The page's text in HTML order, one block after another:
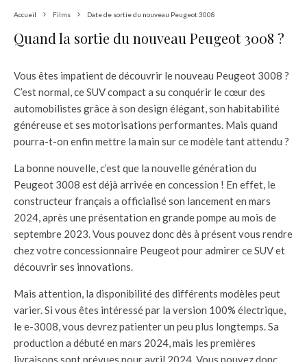
Accueil Films Date de sortie du nouveau Peugeot 3008
Quand la sortie du nouveau Peugeot 3008 ?
Vous êtes impatient de découvrir le nouveau Peugeot 3008 ?
C’est normal, ce SUV compact a su conquérir le cœur des
automobilistes grâce à son design élégant, son habitabilité
généreuse et ses motorisations performantes. Mais quand
pourra-t-on enfin mettre la main sur ce modèle tant attendu ?
La bonne nouvelle, c’est que la nouvelle génération du
Peugeot 3008 est déjà arrivée en concession ! En effet, le
constructeur français a officialisé son lancement en mars
2024, après une présentation en grande pompe au mois de
septembre 2023. Vous pouvez donc dès à présent vous rendre
chez votre concessionnaire Peugeot pour admirer ce SUV et
découvrir ses innovations.
Mais attention, la disponibilité des différents modèles peut
varier. Si vous êtes intéressé par la version 100% électrique,
le e-3008, vous devrez patienter un peu plus longtemps. Sa
production a débuté en mars 2024, mais les premières
livraisons sont prévues pour avril 2024. Vous pouvez donc